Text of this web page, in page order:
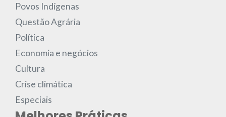
Povos Indígenas
Questão Agrária
Política
Economia e negócios
Cultura
Crise climática
Especiais